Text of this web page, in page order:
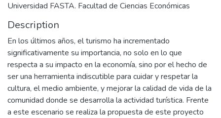
Universidad FASTA. Facultad de Ciencias Económicas
Description
En los últimos años, el turismo ha incrementado
significativamente su importancia, no solo en lo que
respecta a su impacto en la economía, sino por el hecho de
ser una herramienta indiscutible para cuidar y respetar la
cultura, el medio ambiente, y mejorar la calidad de vida de la
comunidad donde se desarrolla la actividad turística. Frente
a este escenario se realiza la propuesta de este proyecto